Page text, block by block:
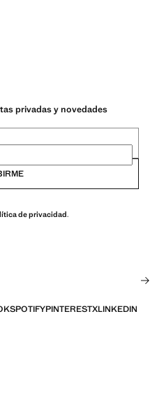
privadas y novedades
de privacidad.
SPOTIFYPINTERESTXLINKEDIN